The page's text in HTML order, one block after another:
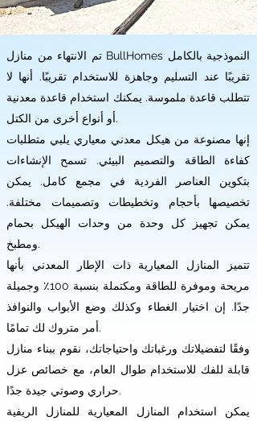
تم الانتهاء من منازل BullHomes النموذجية بالكامل
تقريبًا عند التسليم وجاهزة للاستخدام تقريبًا. أنها لا
تتطلب قاعدة ملموسة. يمكنك استخدام قاعدة معدنية
أو أنواع أخرى من الكتل.
إنها مصنوعة من هيكل معدني معياري يلبي متطلبات
كفاءة الطاقة والتصميم البيئي. تسمح الإنشاءات
بتكوين العناصر الفردية في مجمع كامل. يمكن
تخصيصها بأحجام وتخطيطات وتصميمات مختلفة.
يمكن تجهيز كل وحدة من وحدات الهيكل بحمام
ومطبخ.
تتميز المنازل المعيارية ذات الإطار المعدني بأنها
مريحة وموفرة للطاقة ومكتملة بنسبة 100٪ وجميلة
جدًا. إن اختيار الغطاء وكذلك وضع الأبواب والنوافذ
أمر متروك لك تمامًا.
وفقًا لتفضيلاتك ورغباتك واحتياجاتك، نقوم ببناء منازل
قابلة للفك للاستخدام طوال العام، مع خصائص عزل
حراري وصوتي جيدة جدًا.
يمكن استخدام المنازل المعيارية للمنازل الريفية